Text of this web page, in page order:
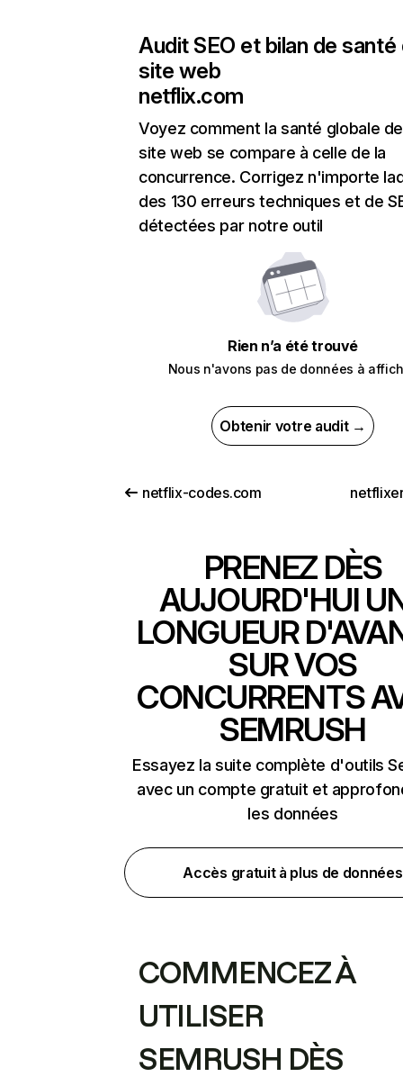
Audit SEO et bilan de santé
site web
netflix.com
Voyez comment la santé globale
site web se compare à celle de la
concurrence. Corrigez n'importe
des 130 erreurs techniques et de
détectées par notre outil
Rien n’a été trouvé
Nous n'avons pas de données à
Obtenir votre audit →
netflix-codes.com
PRENEZ DÈS
AUJOURD'HUI
LONGUEUR
SUR VOS
CONCURRENTS
SEMRUSH
Essayez la suite complète d'outils
avec un compte gratuit et
les données
Accès gratuit à plus de données
COMMENCEZ À
UTILISER
SEMRUSH DÈS